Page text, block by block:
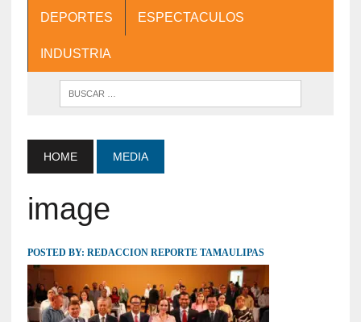
DEPORTES ESPECTACULOS
INDUSTRIA
HOME MEDIA
image
POSTED BY: REDACCION REPORTE TAMAULIPAS